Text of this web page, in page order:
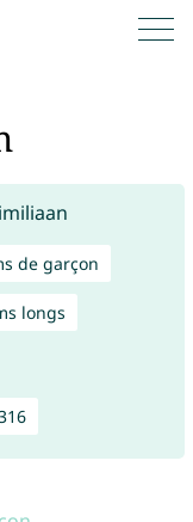
de garçon
longs